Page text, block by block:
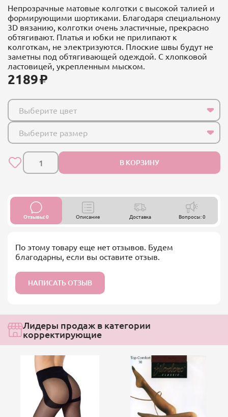
Непрозрачные матовые колготки с высокой талией и
формирующими шортиками. Благодаря специальному
3D вязанию, колготки очень эластичные, прекрасно
обтягивают. Платья и юбки не прилипают к
колготкам, не электризуются. Плоские швы будут не
заметны под обтягивающей одеждой. С хлопковой
ластовицей, укрепленным мыском.
2189
Выберите цвет
Выберите размер
В КОРЗИНУ
Отзывы: 0 Описание Доставка Вопросы: 0
По этому товару еще нет отзывов. Будем
благодарны, если вы оставите отзыв.
НАПИСАТЬ ОТЗЫВ
Лидеры продаж в категории
корректирующие